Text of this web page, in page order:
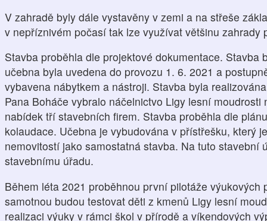
V zahradě byly dále vystavěny v zemi a na střeše
v nepříznivém počasí tak lze využívat většinu zahrady
Stavba proběhla dle projektové dokumentace. Stavba
učebna byla uvedena do provozu 1. 6. 2021 a
vybavena nábytkem a nástroji. Stavba byla
Pana Boháče vybralo náčelnictvo Ligy lesní
nabídek tří stavebních firem. Stavba proběhla dle
kolaudace. Učebna je vybudována v přístřešku, který
nemovitostí jako samostatná stavba. Na tuto stavební
stavebnímu úřadu.
Během léta 2021 proběhnou první pilotáže výukových
samotnou budou testovat děti z kmenů Ligy lesní
realizaci výuky v rámci škol v přírodě a víkendových